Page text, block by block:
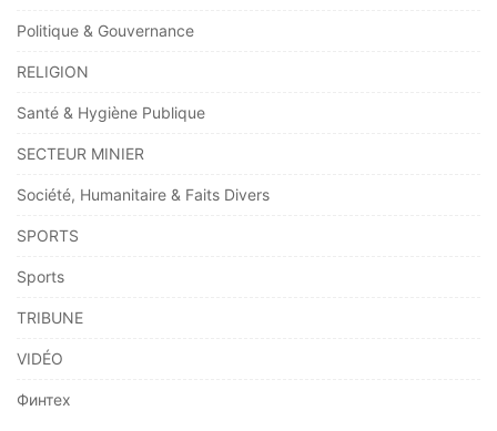
Politique & Gouvernance
RELIGION
Santé & Hygiène Publique
SECTEUR MINIER
Société, Humanitaire & Faits Divers
SPORTS
Sports
TRIBUNE
VIDÉO
Финтех